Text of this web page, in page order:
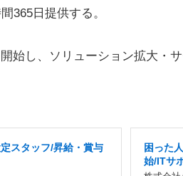
365日提供する。
始し、ソリューション拡大・
スタッフ/昇給・賞与
困った
始/ITサ